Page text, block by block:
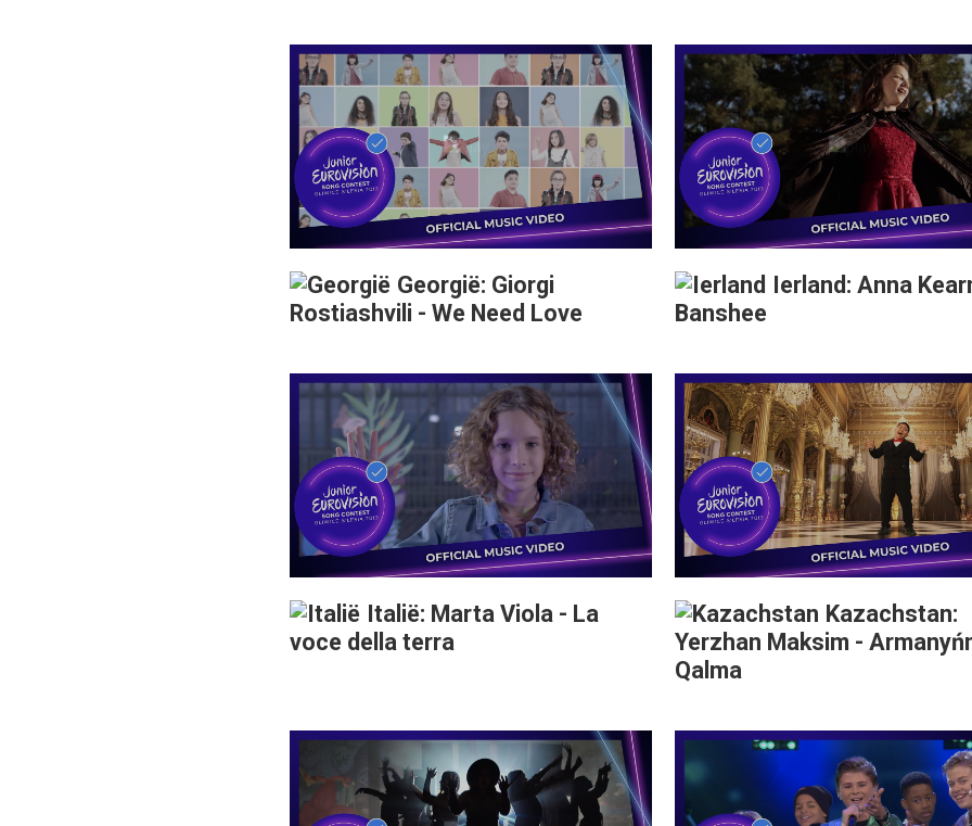
Georgië: Giorgi
Rostiashvili - We Need Love
Ierland: Anna
Banshee
Italië: Marta Viola - La
voce della terra
Kazachstan:
Yerzhan Maksim -
Qalma